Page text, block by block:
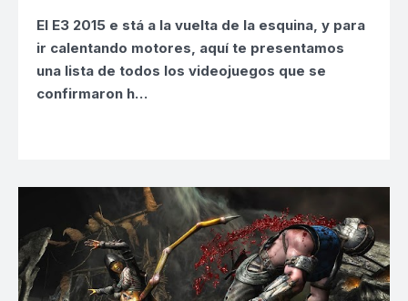
El E3 2015 e stá a la vuelta de la esquina, y para
ir calentando motores, aquí te presentamos
una lista de todos los videojuegos que se
confirmaron h…